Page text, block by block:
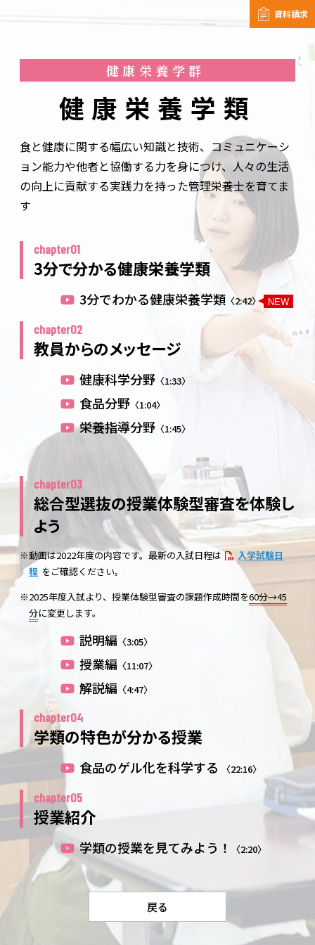
資料請求
健康栄養学群
健康栄養学類
食と健康に関する幅広い知識と技術、コミュニケーシ
ョン能力や他者と協働する力を身につけ、 人々の生活
の向上に貢献する実践力を持った管理栄養士を育てま
す
chapter01
3分で分かる健康栄養学類
3分でわかる健康栄養学類 〈2:42〉 NEW
chapter02
教員からのメッセージ
健康科学分野 〈1:33〉
食品分野 〈1:04〉
栄養指導分野 〈1:45〉
chapter03
総合型選抜の授業体験型審査を体験し
よう
※動画は2022年度の内容です。最新の入試日程は
入学試験日
程 をご確認ください。
※2025年度入試より、授業体験型審査の課題作成時間を60分→45
分に変更します。
説明編 〈3:05〉
授業編 〈11:07〉
解説編 〈4:47〉
chapter04
学類の特色が分かる授業
食品のゲル化を科学する 〈22:16〉
chapter05
授業紹介
学類の授業を見てみよう！ 〈2:20〉
戻る